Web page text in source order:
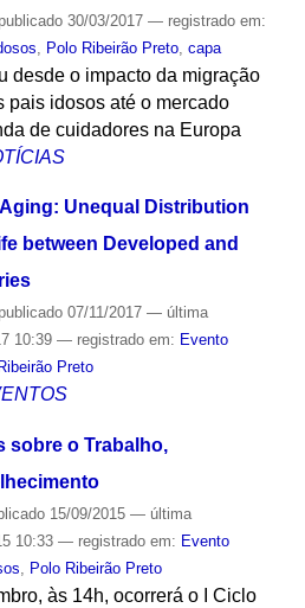
publicado30/03/2017 — registrado em:
Polo Ribeirão Preto, capa
desde o impacto da migração
pais idosos até o mercado
de cuidadores na Europa
Unequal Distribution
between Developed and
publicado07/11/2017 — última
10:39 — registrado em: Evento
Preto
sobre o Trabalho,
15/09/2015 — última
10:33 — registrado em: Evento
, Polo Ribeirão Preto
às 14h, ocorrerá o I Ciclo